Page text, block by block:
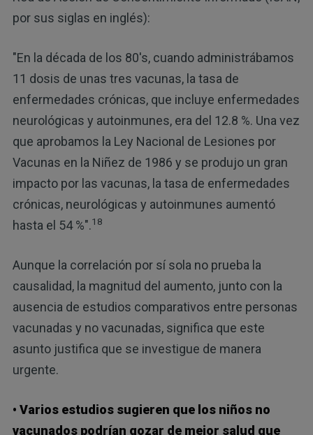
por sus siglas en inglés):
"En la década de los 80's, cuando administrábamos
11 dosis de unas tres vacunas, la tasa de
enfermedades crónicas, que incluye enfermedades
neurológicas y autoinmunes, era del 12.8 %. Una vez
que aprobamos la Ley Nacional de Lesiones por
Vacunas en la Niñez de 1986 y se produjo un gran
impacto por las vacunas, la tasa de enfermedades
crónicas, neurológicas y autoinmunes aumentó
hasta el 54 %".18
Aunque la correlación por sí sola no prueba la
causalidad, la magnitud del aumento, junto con la
ausencia de estudios comparativos entre personas
vacunadas y no vacunadas, significa que este
asunto justifica que se investigue de manera
urgente.
• Varios estudios sugieren que los niños no
vacunados podrían gozar de mejor salud que